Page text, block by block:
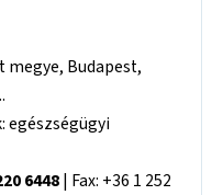
megye, Budapest,
egészségügyi
6448| Fax: +36 1 252